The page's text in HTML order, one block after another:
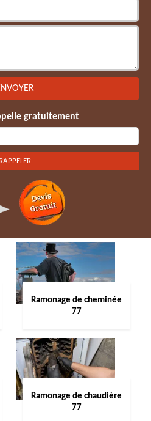
gratuitement
Ramonage de cheminée
77
Ramonage de chaudière
77